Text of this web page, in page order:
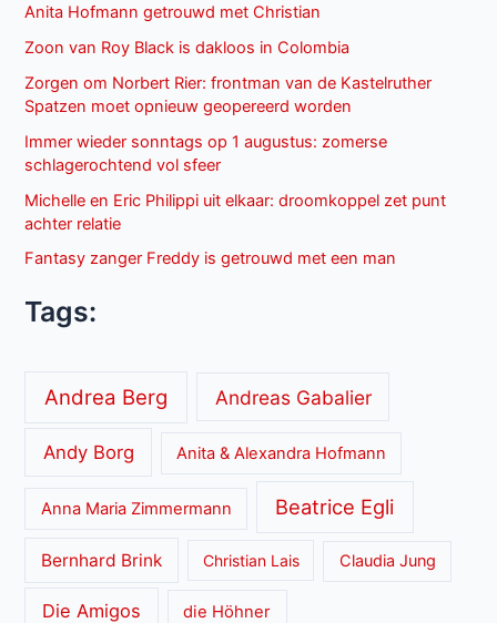
Anita Hofmann getrouwd met Christian
Zoon van Roy Black is dakloos in Colombia
Zorgen om Norbert Rier: frontman van de Kastelruther
Spatzen moet opnieuw geopereerd worden
Immer wieder sonntags op 1 augustus: zomerse
schlagerochtend vol sfeer
Michelle en Eric Philippi uit elkaar: droomkoppel zet punt
achter relatie
Fantasy zanger Freddy is getrouwd met een man
Tags:
Andrea Berg Andreas Gabalier
Andy Borg Anita & Alexandra Hofmann
Anna Maria Zimmermann Beatrice Egli
Bernhard Brink Christian Lais Claudia Jung
Die Amigos die Höhner